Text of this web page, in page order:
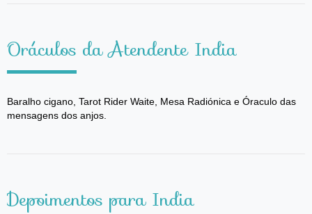
Oráculos da Atendente India
Baralho cigano, Tarot Rider Waite, Mesa Radiónica e Óraculo das
mensagens dos anjos.
Depoimentos para India